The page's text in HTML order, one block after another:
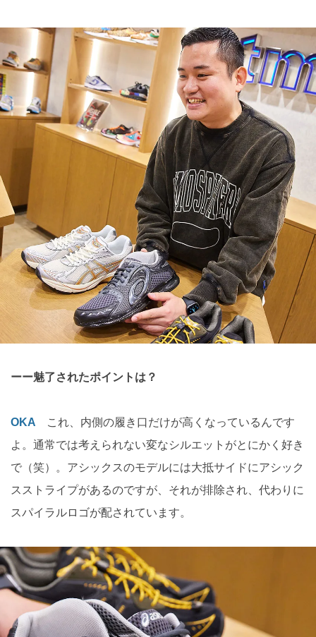
ーー魅了されたポイントは？
OKA
これ、内側の履き口だけが高くなっているんです
よ。通常では考えられない変なシルエットがとにかく好き
で（笑）。アシックスのモデルには大抵サイドにアシック
スストライプがあるのですが、それが排除され、代わりに
スパイラルロゴが配されています。